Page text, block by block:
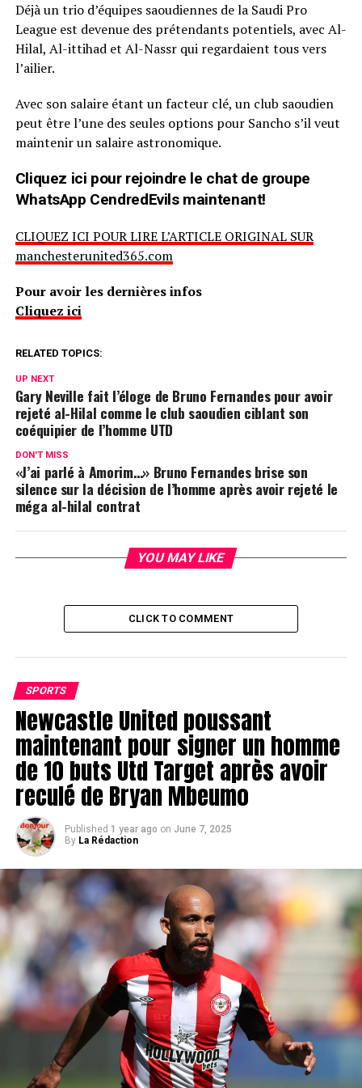
Déjà un trio d’équipes saoudiennes de la Saudi Pro
League est devenue des prétendants potentiels, avec Al-
Hilal, Al-ittihad et Al-Nassr qui regardaient tous vers
l’ailier.
Avec son salaire étant un facteur clé, un club saoudien
peut être l’une des seules options pour Sancho s’il veut
maintenir un salaire astronomique.
Cliquez ici pour rejoindre le chat de groupe
WhatsApp CendredEvils maintenant!
CLIQUEZ ICI POUR LIRE L’ARTICLE ORIGINAL SUR
manchesterunited365.com
Pour avoir les dernières infos
Cliquez ici
RELATED TOPICS:
UP NEXT
Gary Neville fait l’éloge de Bruno Fernandes pour avoir
rejeté al-Hilal comme le club saoudien ciblant son
coéquipier de l’homme UTD
DON'T MISS
«J’ai parlé à Amorim…» Bruno Fernandes brise son
silence sur la décision de l’homme après avoir rejeté le
méga al-hilal contrat
YOU MAY LIKE
CLICK TO COMMENT
SPORTS
Newcastle United poussant
maintenant pour signer un homme
de 10 buts Utd Target après avoir
reculé de Bryan Mbeumo
Published 1 year ago on June 7, 2025
By La Rédaction